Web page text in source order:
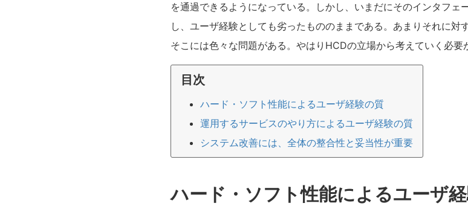
を通過できるようになっている。しかし、いまだにそのインタフェ
し、ユーザ経験としても劣ったもののままである。あまりそれに対
そこには色々な問題がある。やはりHCDの立場から考えていく必要
目次
ハード・ソフト性能によるユーザ経験の質
運用するサービスのやり方によるユーザ経験の質
システム改善には、全体の整合性と妥当性が重要
ハード・ソフト性能によるユーザ